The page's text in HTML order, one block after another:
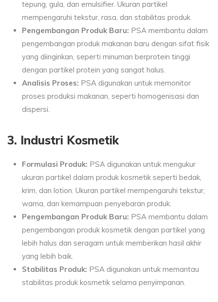
tepung, gula, dan emulsifier. Ukuran partikel
mempengaruhi tekstur, rasa, dan stabilitas produk.
Pengembangan Produk Baru: PSA membantu dalam
pengembangan produk makanan baru dengan sifat fisik
yang diinginkan, seperti minuman berprotein tinggi
dengan partikel protein yang sangat halus.
Analisis Proses: PSA digunakan untuk memonitor
proses produksi makanan, seperti homogenisasi dan
dispersi.
3. Industri Kosmetik
Formulasi Produk: PSA digunakan untuk mengukur
ukuran partikel dalam produk kosmetik seperti bedak,
krim, dan lotion. Ukuran partikel mempengaruhi tekstur,
warna, dan kemampuan penyebaran produk.
Pengembangan Produk Baru: PSA membantu dalam
pengembangan produk kosmetik dengan partikel yang
lebih halus dan seragam untuk memberikan hasil akhir
yang lebih baik.
Stabilitas Produk: PSA digunakan untuk memantau
stabilitas produk kosmetik selama penyimpanan.